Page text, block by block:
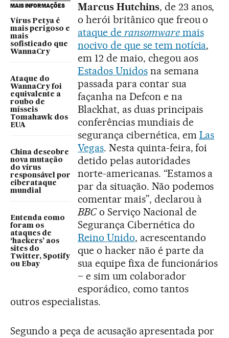
MAIS INFORMAÇÕES
Vírus Petya é
mais perigoso e
mais
sofisticado que
WannaCry
Ataque do
WannaCry foi
equivalente a
roubo de
mísseis
Tomahawk dos
EUA
China descobre
nova mutação
do vírus
responsável por
ciberataque
mundial
Entenda como
foram os
ataques de
‘hackers’ aos
sites do
Twitter, Spotify
ou Ebay
Marcus Hutchins, de 23 anos,
o herói britânico que freou o
ataque de ransomwaremais
nocivo de que se tem notícia,
em 12 de maio, chegou aos
Estados Unidosna semana
passada para contar sua
façanha na Defcon e na
Blackhat, as duas principais
conferências mundiais de
segurança cibernética, em Las
Vegas. Nesta quinta-feira, foi
detido pelas autoridades
norte-americanas. “Estamos a
par da situação. Não podemos
comentar mais”, declarou à
BBCo Serviço Nacional de
Segurança Cibernética do
Reino Unido, acrescentando
que o hacker não é parte da
sua equipe fixa de funcionários
– e sim um colaborador
esporádico, como tantos
outros especialistas.
Segundo a peça de acusação apresentada por